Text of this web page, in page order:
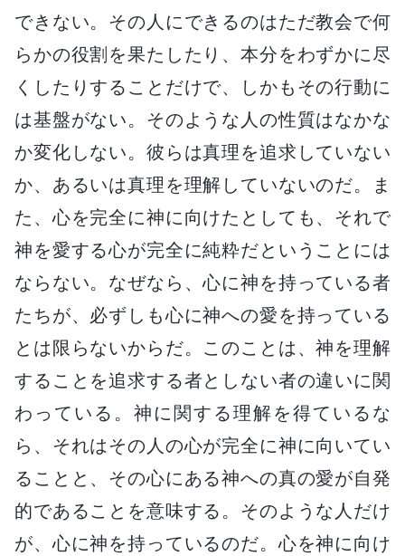
できない。その人にできるのはただ教会で何
らかの役割を果たしたり、本分をわずかに尽
くしたりすることだけで、しかもその行動に
は基盤がない。そのような人の性質はなかな
か変化しない。彼らは真理を追求していない
か、あるいは真理を理解していないのだ。ま
た、心を完全に神に向けたとしても、それで
神を愛する心が完全に純粋だということには
ならない。なぜなら、心に神を持っている者
たちが、必ずしも心に神への愛を持っている
とは限らないからだ。このことは、神を理解
することを追求する者としない者の違いに関
わっている。神に関する理解を得ているな
ら、それはその人の心が完全に神に向いてい
ることと、その心にある神への真の愛が自発
的であることを意味する。そのような人だけ
が、心に神を持っているのだ。心を神に向け